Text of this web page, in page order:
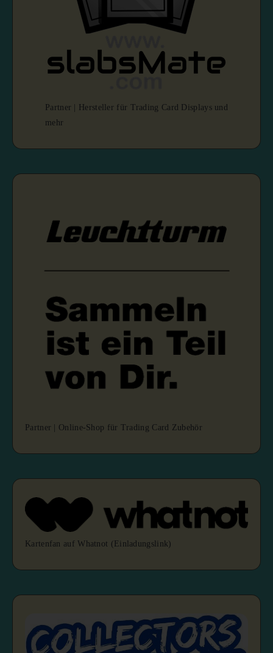
Partner | Hersteller für Trading Card Displays und
mehr
Partner | Online-Shop für Trading Card Zubehör
Kartenfan auf Whatnot (Einladungslink)